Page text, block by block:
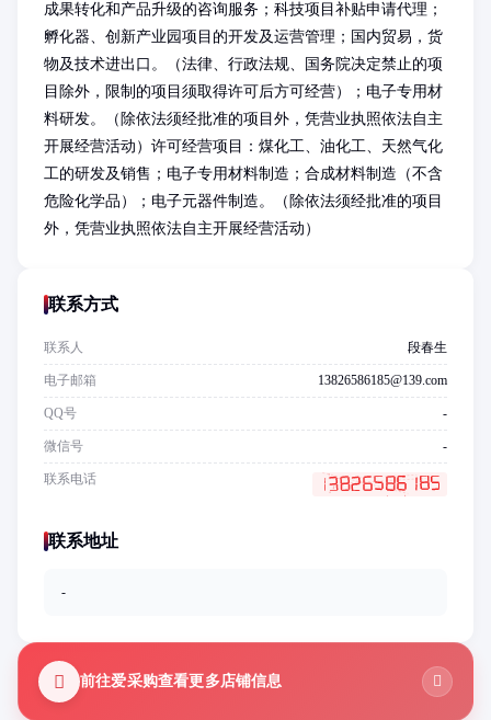
成果转化和产品升级的咨询服务；科技项目补贴申请代理；
孵化器、创新产业园项目的开发及运营管理；国内贸易，货
物及技术进出口。（法律、行政法规、国务院决定禁止的项
目除外，限制的项目须取得许可后方可经营）；电子专用材
料研发。（除依法须经批准的项目外，凭营业执照依法自主
开展经营活动）许可经营项目：煤化工、油化工、天然气化
工的研发及销售；电子专用材料制造；合成材料制造（不含
危险化学品）；电子元器件制造。（除依法须经批准的项目
外，凭营业执照依法自主开展经营活动）
联系方式
联系人 段春生
电子邮箱 13826586185@139.com
QQ号 -
微信号 -
联系电话
联系地址
-
前往爱采购查看更多店铺信息